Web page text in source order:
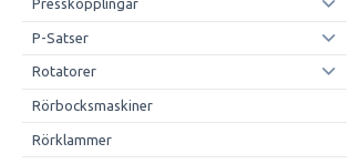
Presskopplingar
P-Satser
Rotatorer
Rörbocksmaskiner
Rörklammer